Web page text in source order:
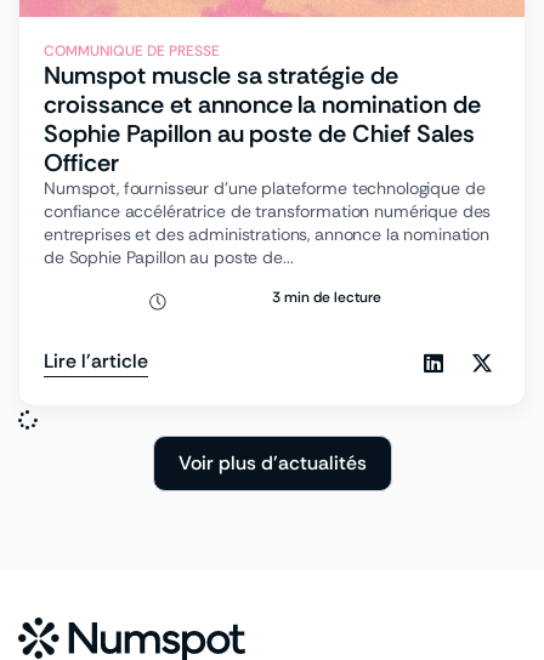
COMMUNIQUE DE PRESSE
Numspot muscle sa stratégie de
croissance et annonce la nomination de
Sophie Papillon au poste de Chief Sales
Officer
Numspot, fournisseur d’une plateforme technologique de
confiance accélératrice de transformation numérique des
entreprises et des administrations, annonce la nomination
de Sophie Papillon au poste de...
3 min de lecture
Lire l'article
Voir plus d'actualités